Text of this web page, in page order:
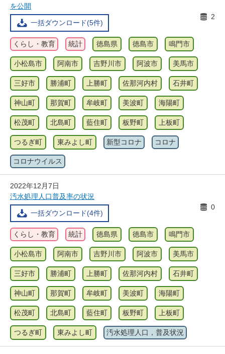
を公開
一括ダウンロード(5件)
2
くらし・教育 統計 徳島県 徳島市 鳴門市
小松島市 阿南市 吉野川市 阿波市 美馬市
三好市 勝浦町 上勝町 佐那河内村 石井町
神山町 那賀町 牟岐町 美波町 海陽町
松茂町 北島町 藍住町 板野町 上板町
つるぎ町 東みよし町 新型コロナ コロナ
コロナウイルス
2022年12月7日
汚水処理人口普及率の状況
一括ダウンロード(4件)
0
くらし・教育 統計 徳島県 徳島市 鳴門市
小松島市 阿南市 吉野川市 阿波市 美馬市
三好市 勝浦町 上勝町 佐那河内村 石井町
神山町 那賀町 牟岐町 美波町 海陽町
松茂町 北島町 藍住町 板野町 上板町
つるぎ町 東みよし町 汚水処理人口，普及状況